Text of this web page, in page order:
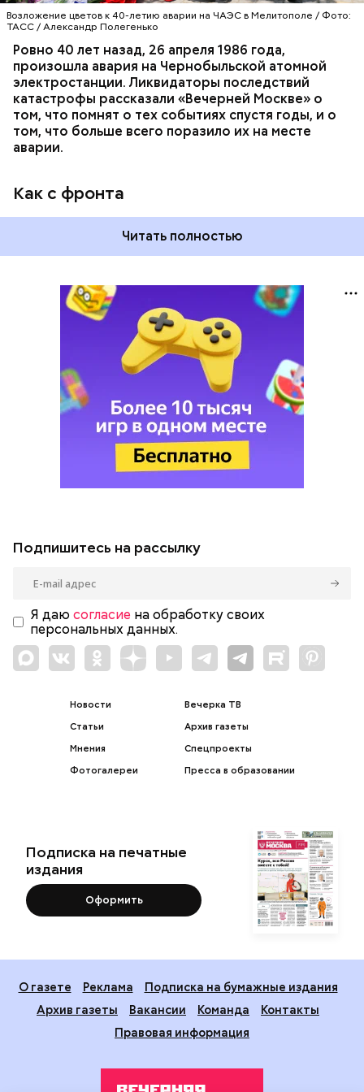
Возложение цветов к 40-летию аварии на ЧАЭС в Мелитополе / Фото:
ТАСС / Александр Полегенько
Ровно 40 лет назад, 26 апреля 1986 года,
произошла авария на Чернобыльской атомной
электростанции. Ликвидаторы последствий
катастрофы рассказали «Вечерней Москве» о
том, что помнят о тех событиях спустя годы, и о
том, что больше всего поразило их на месте
аварии.
Как с фронта
Читать полностью
Подпишитесь на рассылку
Я даю согласие на обработку своих
персональных данных.
Новости
Статьи
Мнения
Фотогалереи
Вечерка ТВ
Архив газеты
Спецпроекты
Пресса в образовании
Подписка на печатные
издания
Оформить
О газете Реклама
Подписка на бумажные издания
Архив газеты
Вакансии Команда
Контакты
Правовая информация